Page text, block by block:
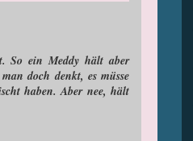
So ein Meddy hält aber
doch denkt, es müsse
haben. Aber nee, hält